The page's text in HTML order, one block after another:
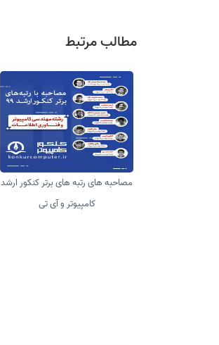
مطالب مرتبط
مصاحبه های رتبه های برتر کنکور ارشد
کامپیوتر و آی تی